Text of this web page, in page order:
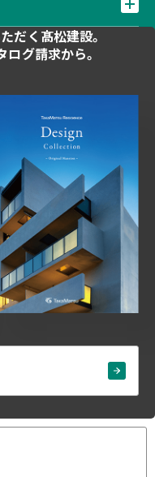
だく髙松建設。
ログ請求から。